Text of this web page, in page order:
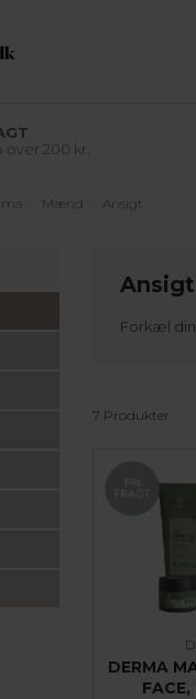
over 200 kr.
Mænd Ansigt
Forkæl
7 Produkter
DERMA